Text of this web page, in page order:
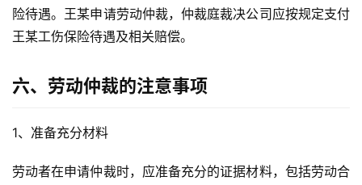
险待遇。王某申请劳动仲裁，仲裁庭裁决公司应按规定支付
王某工伤保险待遇及相关赔偿。
六、劳动仲裁的注意事项
1、准备充分材料
劳动者在申请仲裁时，应准备充分的证据材料，包括劳动合